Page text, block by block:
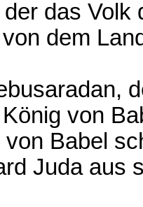
das
dem
von
Babel
Juda aus